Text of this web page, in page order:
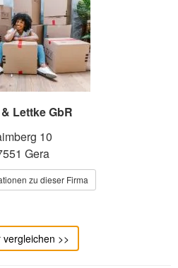
Lettke GbR
10
Gera
zu dieser Firma
vergleichen >>